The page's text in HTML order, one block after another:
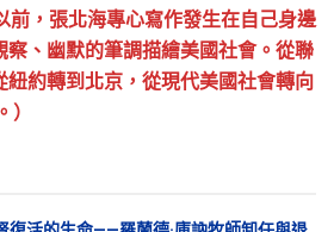
前，張北海專心寫作發生在自己身邊
察、幽默的筆調描繪美國社會。從聯
約轉到北京，從現代美國社會轉向